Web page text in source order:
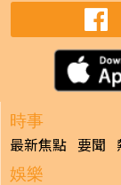
時事
最新焦點 要聞
娛樂